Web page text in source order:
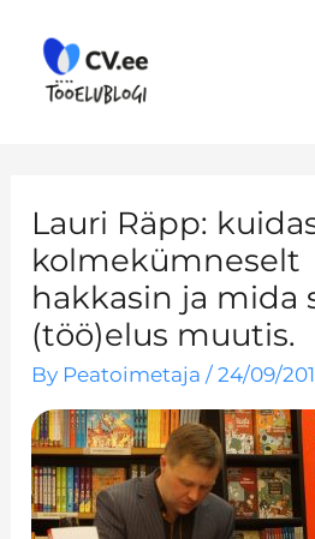
content
Lauri Räpp:
kolmekümneselt
hakkasin ja mida
(töö)elus muutis.
By Peatoimetaja/24/09/